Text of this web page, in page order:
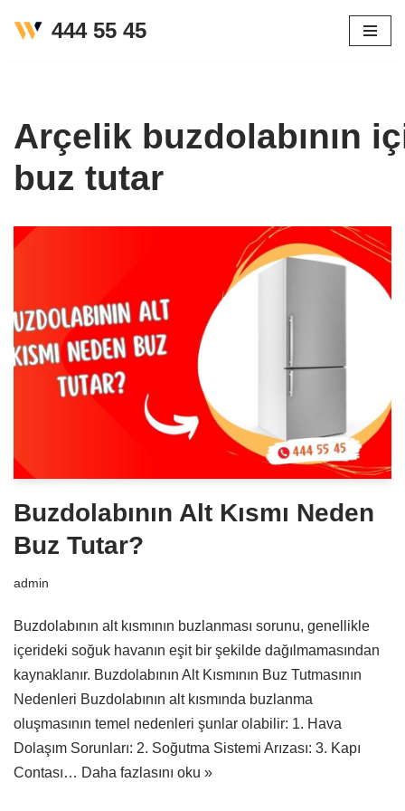
444 55 45
Arçelik buzdolabının
buz tutar
Buzdolabının Alt Kısmı Neden
Buz Tutar?
admin
Buzdolabının alt kısmının buzlanması sorunu, genellikle
içerideki soğuk havanın eşit bir şekilde dağılmamasından
kaynaklanır. Buzdolabının Alt Kısmının Buz Tutmasının
Nedenleri Buzdolabının alt kısmında buzlanma
oluşmasının temel nedenleri şunlar olabilir: 1. Hava
Dolaşım Sorunları: 2. Soğutma Sistemi Arızası: 3. Kapı
Contası… Daha fazlasını oku »